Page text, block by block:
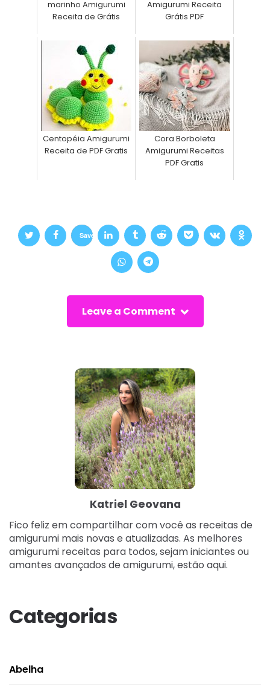
marinho Amigurumi
Receita de Grátis
Amigurumi Receita
Grátis PDF
Centopéia Amigurumi
Receita de PDF Gratis
Cora Borboleta
Amigurumi Receitas
PDF Gratis
Save
Leave a Comment
Katriel Geovana
Fico feliz em compartilhar com você as receitas de
amigurumi mais novas e atualizadas. As melhores
amigurumi receitas para todos, sejam iniciantes ou
amantes avançados de amigurumi, estão aqui.
Categorias
Abelha